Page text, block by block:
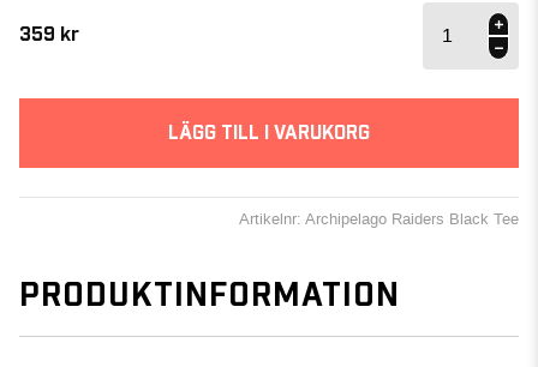
359 kr
Archipelago
Raiders -
Black Tee
LÄGG TILL I VARUKORG
Artikelnr: Archipelago Raiders Black Tee
PRODUKTINFORMATION